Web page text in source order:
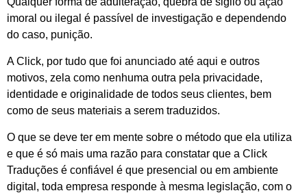
imoral ou ilegal é passível de investigação e dependendo
do caso, punição.
A Click, por tudo que foi anunciado até aqui e outros
motivos, zela como nenhuma outra pela privacidade,
identidade e originalidade de todos seus clientes, bem
como de seus materiais a serem traduzidos.
O que se deve ter em mente sobre o método que ela utiliza
e que é só mais uma razão para constatar que a Click
Traduções é confiável é que presencial ou em ambiente
digital, toda empresa responde à mesma legislação, com o